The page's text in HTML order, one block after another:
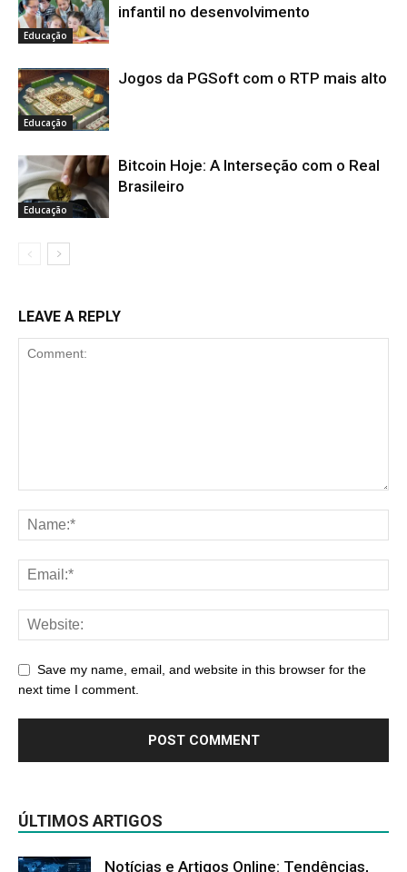
Educação
infantil no desenvolvimento
Educação
Jogos da PGSoft com o RTP mais alto
Educação
Bitcoin Hoje: A Interseção com o Real
Brasileiro
LEAVE A REPLY
Save my name, email, and website in this browser for the
next time I comment.
ÚLTIMOS ARTIGOS
Notícias e Artigos Online: Tendências,